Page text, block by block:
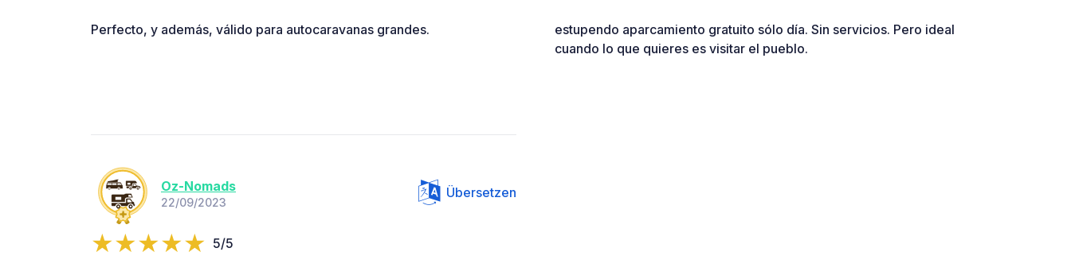
Perfecto, y además, válido para autocaravanas grandes.
estupendo aparcamiento gratuito sólo día. Sin servicios. Pero ideal
cuando lo que quieres es visitar el pueblo.
Oz-Nomads
22/09/2023
Übersetzen
5/5